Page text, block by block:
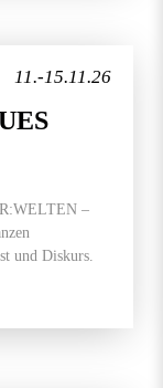
11.-15.11.26
–
und Diskurs.